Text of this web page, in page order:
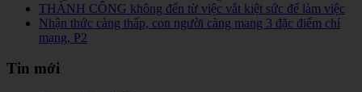
THÀNH CÔNG không đến từ việc vắt kiệt sức để làm việc
Nhận thức càng thấp, con người càng mang 3 đặc điểm chí
mạng, P2
Tin mới